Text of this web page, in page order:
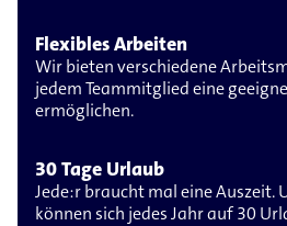
Flexibles Arbeiten
Wir bieten verschiedene
jedem Teammitglied eine
ermöglichen.
30 Tage Urlaub
Jede:r braucht mal eine Auszeit.
können sich jedes Jahr auf 30